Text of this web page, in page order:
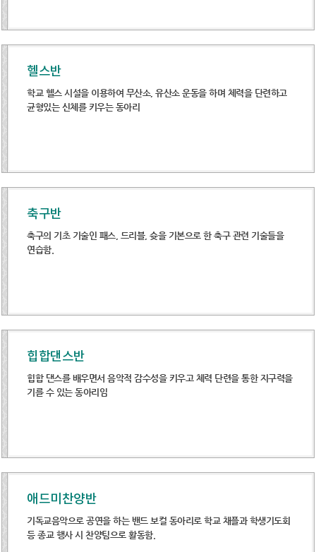
헬스반
학교 헬스 시설을 이용하여 무산소, 유산소 운동을 하며 체력을 단련하고
균형있는 신체를 키우는 동아리
축구반
축구의 기초 기술인 패스, 드리블, 슛을 기본으로 한 축구 관련 기술들을
연습함.
힙합댄스반
힙합 댄스를 배우면서 음악적 감수성을 키우고 체력 단련을 통한 지구력을
기를 수 있는 동아리임
애드미찬양반
기독교음악으로 공연을 하는 밴드 보컬 동아리로 학교 채플과 학생기도회
등 종교 행사 시 찬양팀으로 활동함.